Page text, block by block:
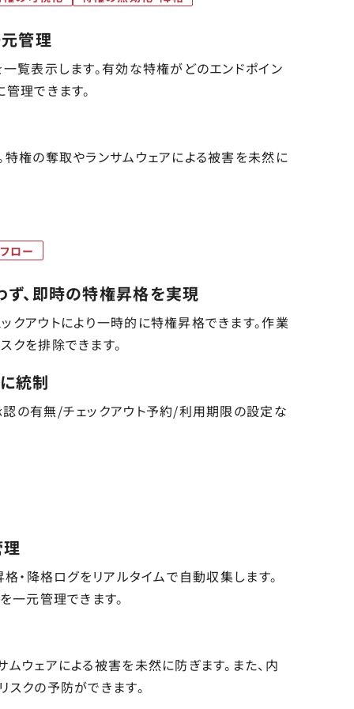
管理
覧表示します。有効な特権がどのエンドポイン
理できます。
権の奪取やランサムウェアによる被害を未然に
ロー
、即時の特権昇格を実現
アウトにより一時的に特権昇格できます。作業
クを排除できます。
統制
の有無/チェックアウト予約/利用期限の設定な
・降格ログをリアルタイムで自動収集します。
一元管理できます。
ウェアによる被害を未然に防ぎます。また、内
クの予防ができます。